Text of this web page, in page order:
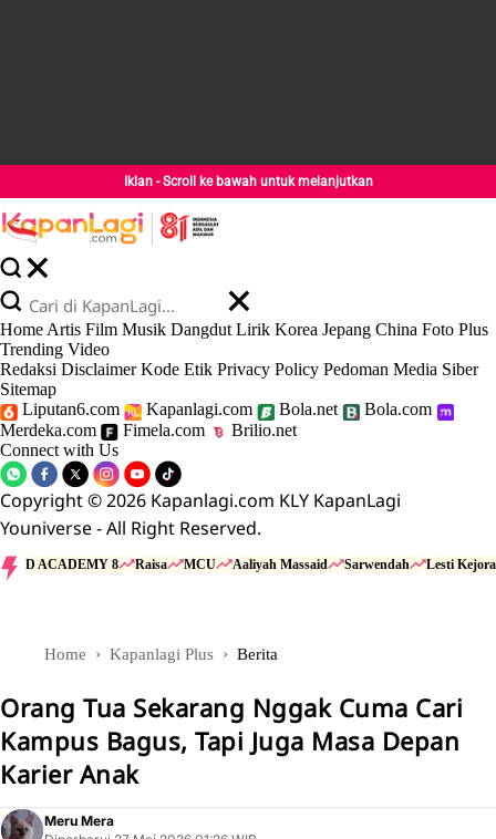
Iklan - Scroll ke bawah untuk melanjutkan
Home Artis Film Musik Dangdut Lirik Korea Jepang China Foto Plus
Trending Video
Redaksi Disclaimer Kode Etik Privacy Policy Pedoman Media Siber
Sitemap
Liputan6.com
Kapanlagi.com Bola.net
Bola.com
Merdeka.com
Fimela.com
Brilio.net
Connect with Us
Copyright © 2026 Kapanlagi.com KLY KapanLagi
Youniverse - All Right Reserved.
D ACADEMY 8 Raisa MCU Aaliyah Massaid Sarwendah Lesti Kejora
Home Kapanlagi Plus Berita
Orang Tua Sekarang Nggak Cuma Cari
Kampus Bagus, Tapi Juga Masa Depan
Karier Anak
Meru Mera